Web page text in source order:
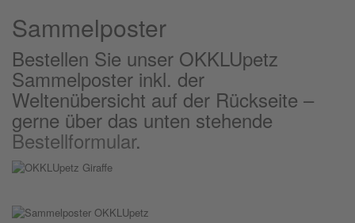
Sammelposter
Bestellen Sie unser OKKLUpetz
Sammelposter inkl. der
Weltenübersicht auf der Rückseite –
gerne über das unten stehende
Bestellformular.